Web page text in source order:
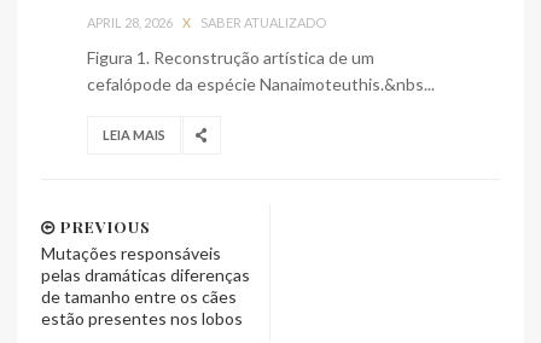
APRIL 28, 2026 X SABER ATUALIZADO
Figura 1. Reconstrução artística de um
cefalópode da espécie Nanaimoteuthis.&nbs...
LEIA MAIS
PREVIOUS
Mutações responsáveis
pelas dramáticas diferenças
de tamanho entre os cães
estão presentes nos lobos